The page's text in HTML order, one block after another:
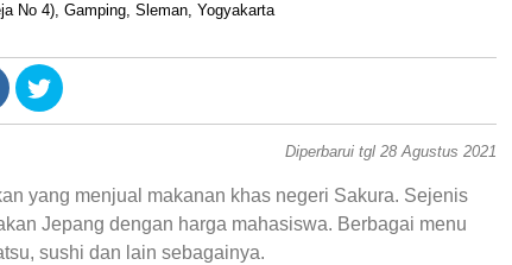
No 4), Gamping, Sleman, Yogyakarta
Diperbarui tgl 28 Agustus 2021
yang menjual makanan khas negeri Sakura. Sejenis
Jepang dengan harga mahasiswa. Berbagai menu
sushi dan lain sebagainya.